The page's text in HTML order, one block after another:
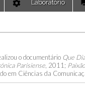
Laboratório
o documentário Que
Parisiense , 2011; Paixão
em Ciências da